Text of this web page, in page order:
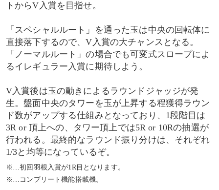
トからV入賞を目指せ。
「スペシャルルート」を通った玉は中央の回転体に
直接落下するので、V入賞の大チャンスとなる。
「ノーマルルート」の場合でも可変式スロープによ
るイレギュラー入賞に期待しよう。
V入賞後は玉の動きによるラウンドジャッジが発
生。盤面中央のタワーを玉が上昇する程獲得ラウン
ド数がアップする仕組みとなっており、1段階目は
3R or 頂上への、タワー頂上では5R or 10Rの抽選が
行われる。最終的なラウンド振り分けは、それぞれ
1/3と均等になっているぞ。
※…初回羽根入賞が1R目となります。
※…コンプリート機能搭載機。